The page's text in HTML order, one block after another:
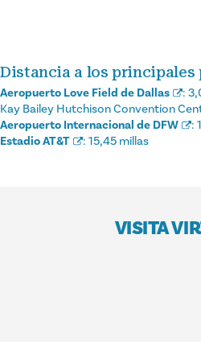
Distancia a los principales
Aeropuerto Love Field de Dallas :
Kay Bailey Hutchison Convention
Aeropuerto Internacional de DFW
:
Estadio AT&T
: 15,45 millas
VISITA